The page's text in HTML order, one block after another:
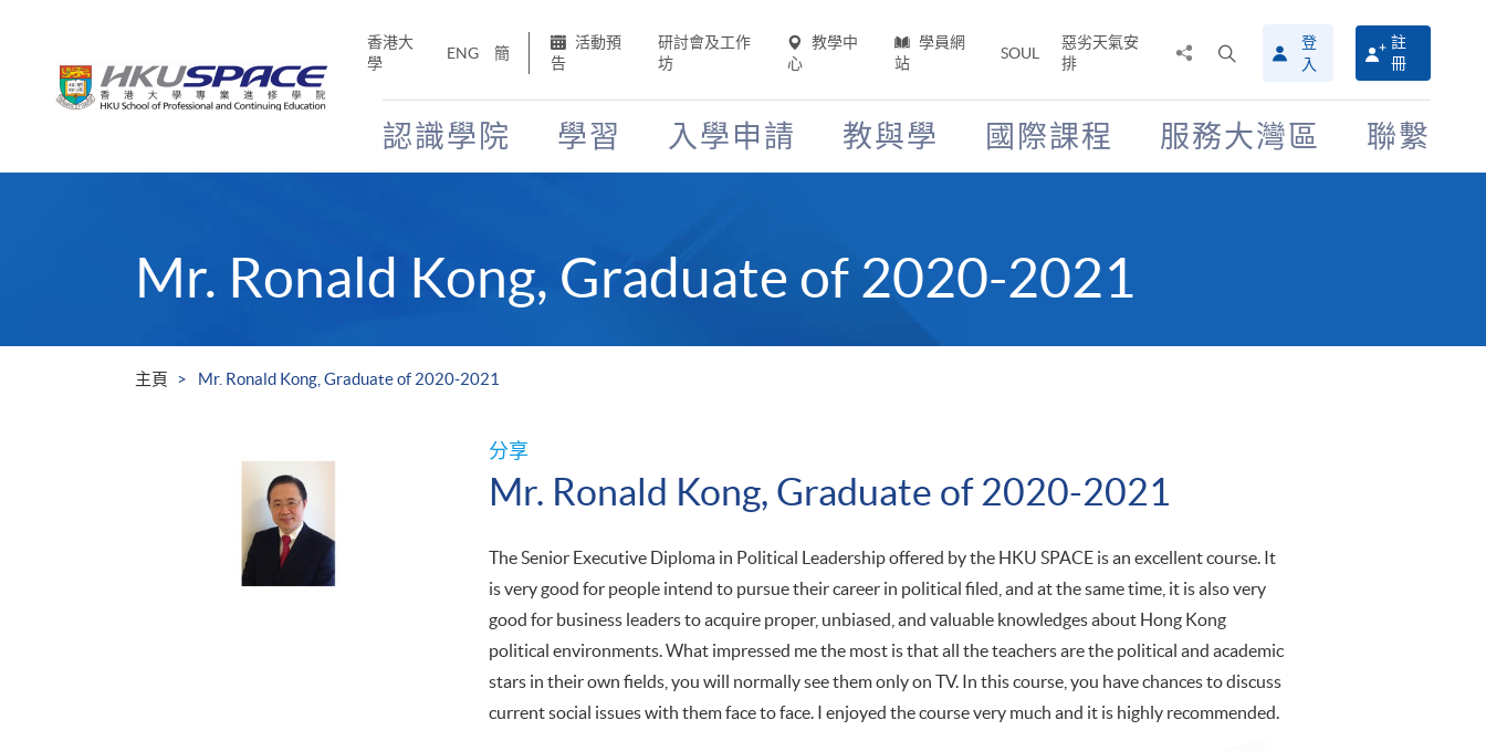
香港大
學
ENG 簡
活動預
告
研討會及工作
坊
教學中
心
學員網
站
SOUL
惡劣天氣安
排
搜
尋
介
面
登
入
註
冊
認識學院 學習 入學申請 教與學 國際課程 服務大灣區 聯繫
Mr. Ronald Kong, Graduate of 2020-2021
主頁 Mr. Ronald Kong, Graduate of 2020-2021
分享
Mr. Ronald Kong, Graduate of 2020-2021
The Senior Executive Diploma in Political Leadership offered by the HKU SPACE is an excellent course. It
is very good for people intend to pursue their career in political filed, and at the same time, it is also very
good for business leaders to acquire proper, unbiased, and valuable knowledges about Hong Kong
political environments. What impressed me the most is that all the teachers are the political and academic
stars in their own fields, you will normally see them only on TV. In this course, you have chances to discuss
current social issues with them face to face. I enjoyed the course very much and it is highly recommended.